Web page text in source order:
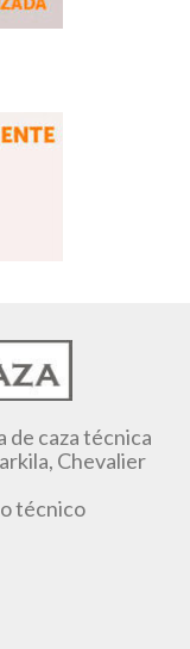
de caza técnica
Chevalier
técnico